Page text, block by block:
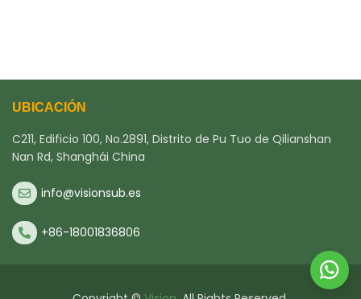
UBICACIÓN
C211, Edificio 100, No.2891, Distrito de Pu Tuo de Qilianshan
Nan Rd, Shanghái China
info@visionsub.es
+86-18001836806